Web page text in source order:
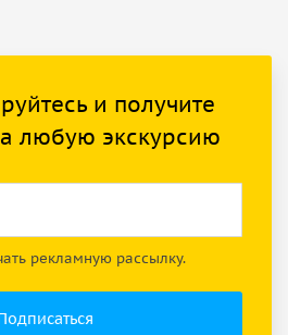
и получите
любую экскурсию
рекламную рассылку.